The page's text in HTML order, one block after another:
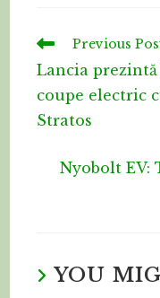
Previous
Lancia prezintă
coupe electric
Stratos
Nyobolt EV:
YOU